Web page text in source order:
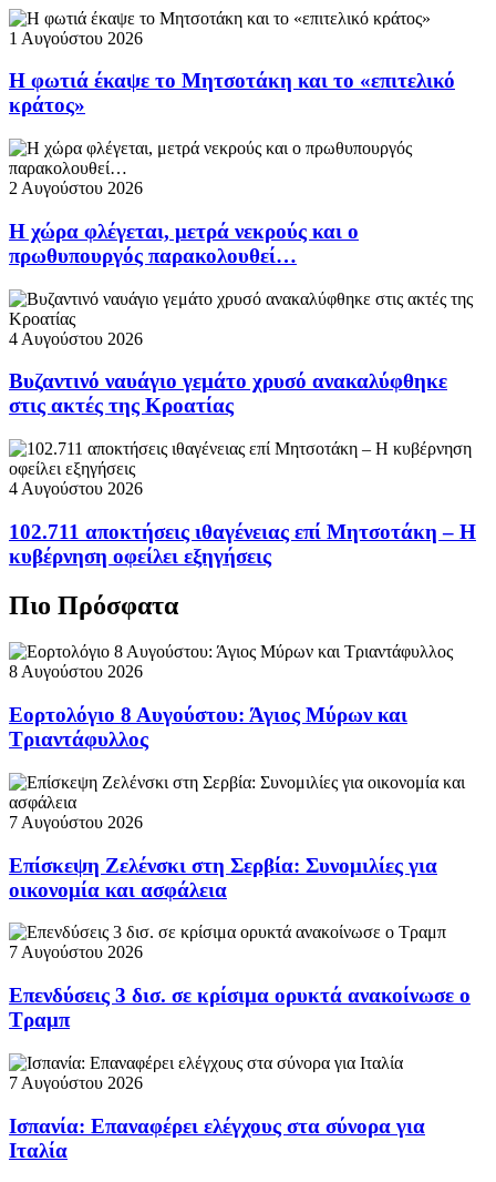
1 Αυγούστου 2026
Η φωτιά έκαψε το Μητσοτάκη και το «επιτελικό
κράτος»
2 Αυγούστου 2026
Η χώρα φλέγεται, μετρά νεκρούς και ο
πρωθυπουργός παρακολουθεί…
4 Αυγούστου 2026
Βυζαντινό ναυάγιο γεμάτο χρυσό ανακαλύφθηκε
στις ακτές της Κροατίας
4 Αυγούστου 2026
102.711 αποκτήσεις ιθαγένειας επί Μητσοτάκη – Η
κυβέρνηση οφείλει εξηγήσεις
Πιο Πρόσφατα
8 Αυγούστου 2026
Εορτολόγιο 8 Αυγούστου: Άγιος Μύρων και
Τριαντάφυλλος
7 Αυγούστου 2026
Επίσκεψη Ζελένσκι στη Σερβία: Συνομιλίες για
οικονομία και ασφάλεια
7 Αυγούστου 2026
Επενδύσεις 3 δισ. σε κρίσιμα ορυκτά ανακοίνωσε ο
Τραμπ
7 Αυγούστου 2026
Ισπανία: Επαναφέρει ελέγχους στα σύνορα για
Ιταλία